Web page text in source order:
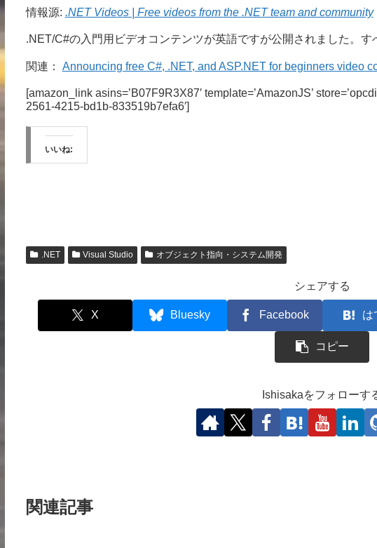
情報源: .NET Videos | Free videos from the .NET team and community
.NET/C#の入門用ビデオコンテンツが英語ですが公開されました。す
関連： Announcing free C#, .NET, and ASP.NET for beginners video
[amazon_link asins=’B07F9R3X87′ template=’AmazonJS’
2561-4215-bd1b-833519b7efa6′]
いいね:
.NET Visual Studio オブジェクト指向・システム開発
シェアする
X Bluesky Facebook は
コピー
Ishisakaをフォローす
関連記事